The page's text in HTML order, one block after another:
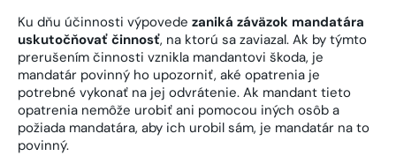
Ku dňu účinnosti výpovede zaniká záväzok mandatára
uskutočňovať činnosť, na ktorú sa zaviazal. Ak by týmto
prerušením činnosti vznikla mandantovi škoda, je
mandatár povinný ho upozorniť, aké opatrenia je
potrebné vykonať na jej odvrátenie. Ak mandant tieto
opatrenia nemôže urobiť ani pomocou iných osôb a
požiada mandatára, aby ich urobil sám, je mandatár na to
povinný.